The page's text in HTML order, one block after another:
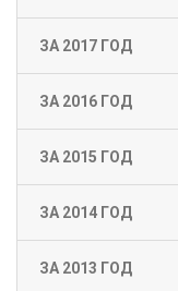
ЗА 2017 ГОД
ЗА 2016 ГОД
ЗА 2015 ГОД
ЗА 2014 ГОД
ЗА 2013 ГОД